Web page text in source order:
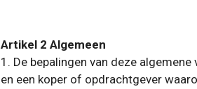
Artikel 2 Algemeen
1. De bepalingen van deze
en een koper of opdrachtgever